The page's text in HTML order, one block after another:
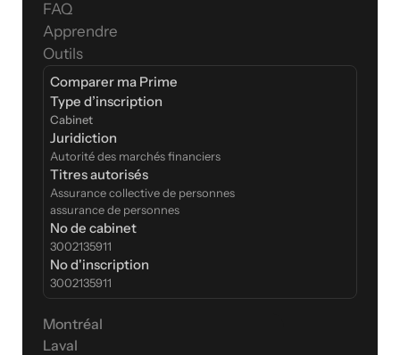
FAQ
Apprendre
Outils
Comparer ma Prime
Type d’inscription
Cabinet
Juridiction
Autorité des marchés financiers
Titres autorisés
Assurance collective de personnes
assurance de personnes
No de cabinet
3002135911
No d'inscription
3002135911
Montréal
Laval